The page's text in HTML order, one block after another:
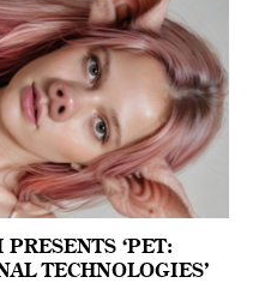
‘PET:
TECHNOLOGIES’